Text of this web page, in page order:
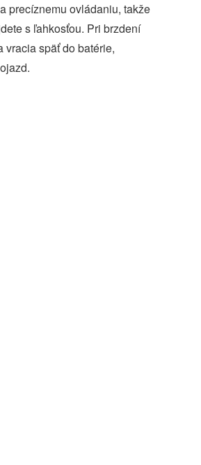
precíznemu ovládaniu, takže
s ľahkosťou. Pri brzdení
vracia späť do batérie,